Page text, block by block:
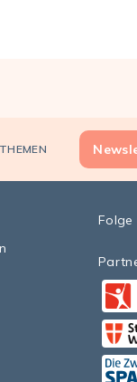
THEMEN
Folge